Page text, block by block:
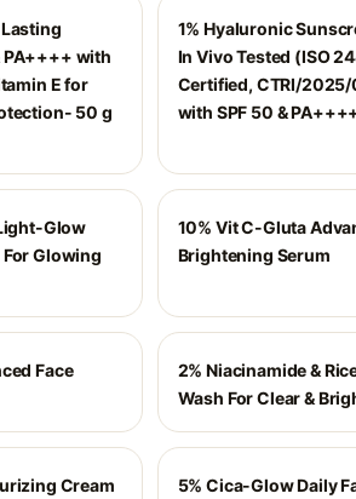
PA++++ with
E for
50 g
1% Hyaluronic
In Vivo Tested (ISO
Certified, CTRI/
with SPF 50 &
Glow
Glowing
10% Vit C-Gluta
Brightening Serum
Face
2% Niacinamide &
Wash For Clear &
Cream 5% Cica-Glow Daily